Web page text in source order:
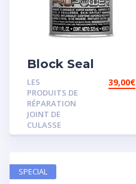
Block Seal
LES
PRODUITS DE
RÉPARATION
JOINT DE
CULASSE
39,00€
SPECIAL